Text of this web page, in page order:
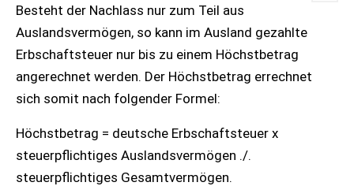
Besteht der Nachlass nur zum Teil aus
Auslandsvermögen, so kann im Ausland gezahlte
Erbschaftsteuer nur bis zu einem Höchstbetrag
angerechnet werden. Der Höchstbetrag errechnet
sich somit nach folgender Formel:
Höchstbetrag = deutsche Erbschaftsteuer x
steuerpflichtiges Auslandsvermögen ./.
steuerpflichtiges Gesamtvermögen.